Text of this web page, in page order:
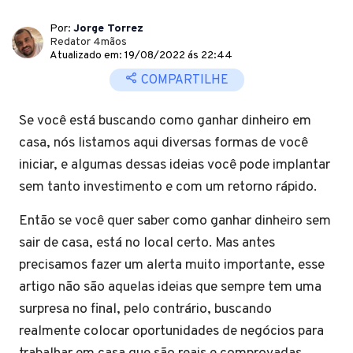
Por: Jorge Torrez
Redator 4mãos
Atualizado em: 19/08/2022 ás 22:44
COMPARTILHE
Se você está buscando como ganhar dinheiro em
casa, nós listamos aqui diversas formas de você
iniciar, e algumas dessas ideias você pode implantar
sem tanto investimento e com um retorno rápido.
Então se você quer saber como ganhar dinheiro sem
sair de casa, está no local certo. Mas antes
precisamos fazer um alerta muito importante, esse
artigo não são aquelas ideias que sempre tem uma
surpresa no final, pelo contrário, buscando
realmente colocar oportunidades de negócios para